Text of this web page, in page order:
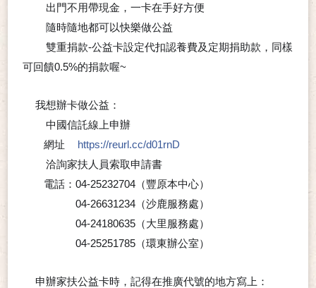
出門不用帶現金，一卡在手好方便
隨時隨地都可以快樂做公益
雙重捐款-公益卡設定代扣認養費及定期捐助款，同樣
可回饋0.5%的捐款喔~
我想辦卡做公益：
中國信託線上申辦
網址
👉https://reurl.cc/d01rnD
洽詢家扶人員索取申請書
電話：04-25232704（豐原本中心）
04-26631234（沙鹿服務處）
04-24180635（大里服務處）
04-25251785（環東辦公室）
申辦家扶公益卡時，記得在推廣代號的地方寫上：